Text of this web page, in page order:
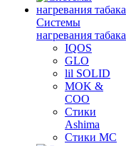
Системы
нагревания табака
IQOS
GLO
lil SOLID
MOK &
COO
Стики
Ashima
Стики MC